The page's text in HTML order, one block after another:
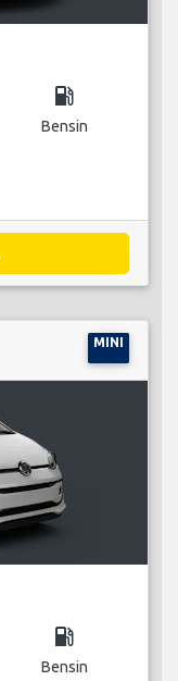
local_gas_station
Bensin
MINI
local_gas_station
Bensin